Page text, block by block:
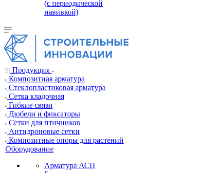
(с периодической
навивкой)
Продукция
Композитная арматура
Cтеклопластиковая арматура
Сетка кладочная
Гибкие связи
Дюбели и фиксаторы
Сетки для птичников
Антидроновые сетки
Композитные опоры для растений
Оборудование
Арматура АСП